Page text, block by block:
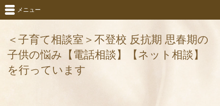
＜子育て相談室＞不登校 反抗期 思春期の
子供の悩み【電話相談】【ネット相談】
を行っています
メニュー